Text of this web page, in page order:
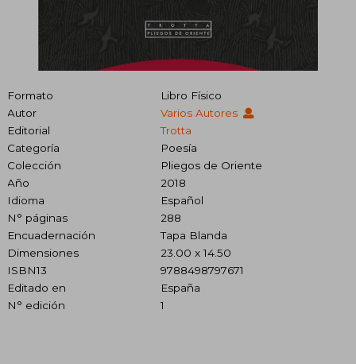
Formato
Libro Físico
Autor
Varios Autores
Editorial
Trotta
Categoría
Poesía
Colección
Pliegos de Oriente
Año
2018
Idioma
Español
N° páginas
288
Encuadernación
Tapa Blanda
Dimensiones
23.00 x 14.50
ISBN13
9788498797671
Editado en
España
N° edición
1